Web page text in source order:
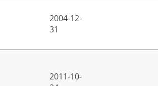
2004-12-
31
2011-10-